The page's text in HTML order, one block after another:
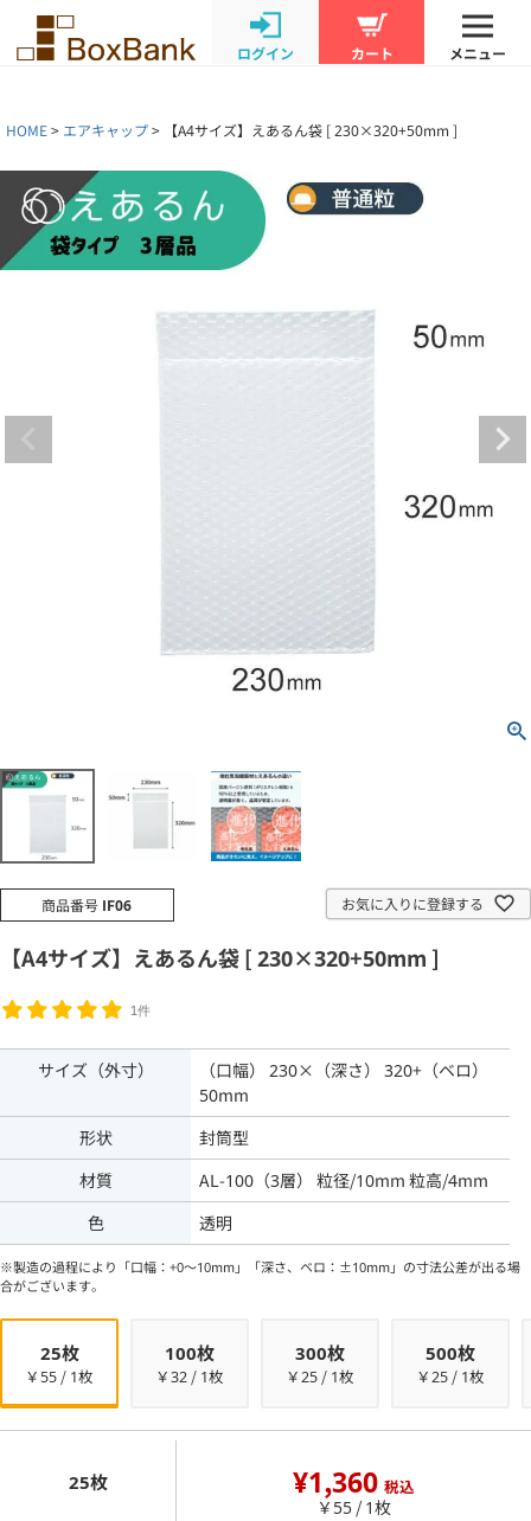
ログイン カート メニュー
HOME エアキャップ 【A4サイズ】えあるん袋 [ 230×320+50mm ]
商品番号 IF06 お気に入りに登録する
【A4サイズ】えあるん袋 [ 230×320+50mm ]
1件
サイズ（外寸）
（口幅） 230×（深さ） 320+（ベロ）
50mm
形状
封筒型
材質
AL-100（3層） 粒径/10mm 粒高/4mm
色
透明
※製造の過程により「口幅：+0～10mm」「深さ、ベロ：±10mm」の寸法公差が出る場
合がございます。
25枚
￥55 / 1枚
100枚
￥32 / 1枚
300枚
￥25 / 1枚
500枚
￥25 / 1枚
25枚 ¥1,360 税込
￥55 / 1枚